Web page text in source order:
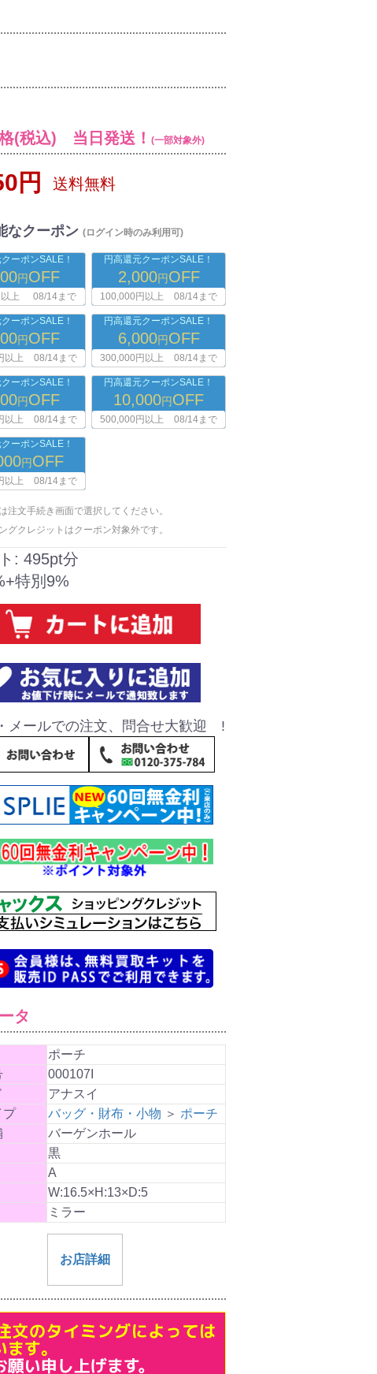
(税込) 当日発送！ (一部対象外)
円 送料無料
なクーポン (ログイン時のみ利用可)
ーポンSALE！
円OFF
上 08/14まで
円高還元クーポンSALE！
2,000円OFF
100,000円以上 08/14まで
ーポンSALE！
円OFF
以上 08/14まで
円高還元クーポンSALE！
6,000円OFF
300,000円以上 08/14まで
ーポンSALE！
円OFF
以上 08/14まで
円高還元クーポンSALE！
10,000円OFF
500,000円以上 08/14まで
ーポンSALE！
円OFF
以上 08/14まで
注文手続き画面で選択してください。
グクレジットはクーポン対象外です。
: 495pt分
特別9%
メールでの注文、問合せ大歓迎 !
タ
ポーチ
000107I
アナスイ
プ
バッグ・財布・小物 ＞ ポーチ
バーゲンホール
黒
A
W:16.5×H:13×D:5
ミラー
お店詳細